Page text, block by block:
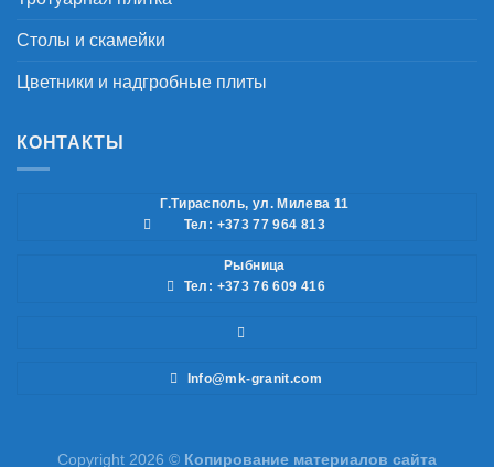
Столы и скамейки
Цветники и надгробные плиты
КОНТАКТЫ
Г.Тирасполь, ул. Милева 11
Тел: +373 77 964 813
Рыбница
Тел: +373 76 609 416
Info@mk-granit.com
Copyright 2026 © Копирование материалов сайта